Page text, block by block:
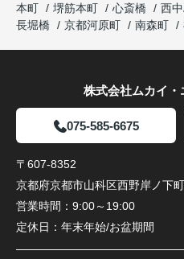
本町
堺筋本町 心斎橋 西
長堀橋
京都河原町 南森町
株式会社ムカイ
075-585-6675
〒607-8352
京都府京都市山科区西野岸ノ下
営業時間： 9:00～19:00
定休日： 年末年始/お盆期間